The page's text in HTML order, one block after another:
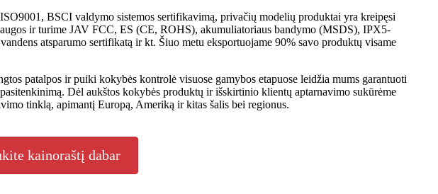
BSCI valdymo sistemos sertifikavimą, privačių modelių produktai yra kreipęsi
ir turime JAV FCC, ES (CE, ROHS), akumuliatoriaus bandymo (MSDS), IPX5-
atsparumo sertifikatą ir kt. Šiuo metu eksportuojame 90% savo produktų visame
patalpos ir puiki kokybės kontrolė visuose gamybos etapuose leidžia mums garantuoti
Dėl aukštos kokybės produktų ir išskirtinio klientų aptarnavimo sukūrėme
tinklą, apimantį Europą, Ameriką ir kitas šalis bei regionus.
kainoraštį dabar